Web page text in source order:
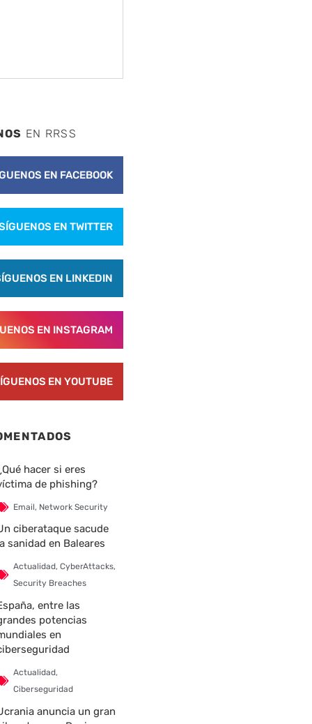
EN RRSS
EN FACEBOOK
EN TWITTER
EN LINKEDIN
EN INSTAGRAM
EN YOUTUBE
hacer si eres
de phishing?
Email, Network Security
ciberataque sacude
sanidad en Baleares
Actualidad, CyberAttacks,
Security Breaches
entre las
potencias
en
Actualidad,
Ciberseguridad
anuncia un gran